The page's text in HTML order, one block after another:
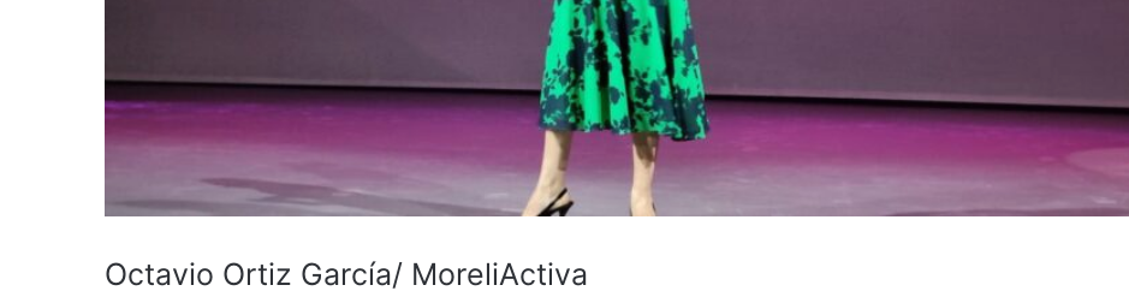
Octavio Ortiz García/ MoreliActiva